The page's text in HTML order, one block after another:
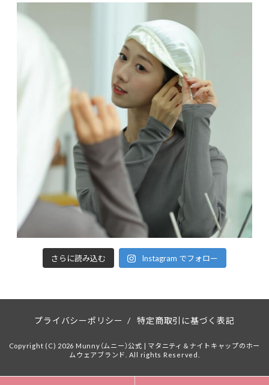
さらに読み込む Instagram でフォロー
プライバシーポリシー / 特定商取引に基づく表記
Copyright (C) 2026 Munny（ムニー）公式 | マタニティ＆ナイトキャップのホー
ムウェアブランド. All rights Reserved.